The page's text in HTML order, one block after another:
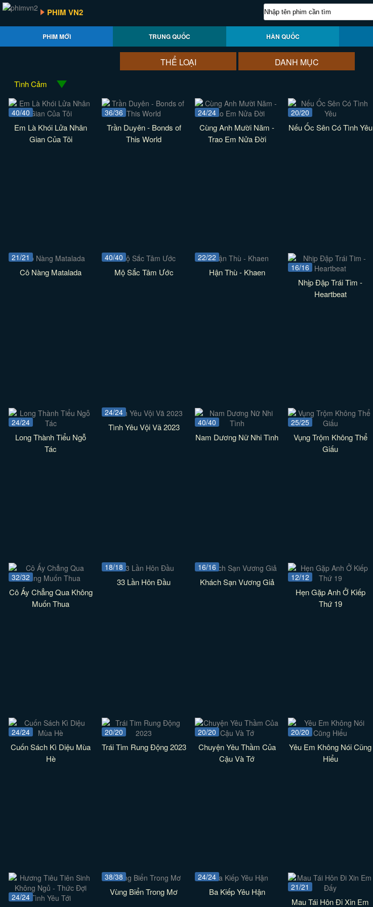
PHIM VN2
PHIM MỚI TRUNG QUỐC HÀN QUỐC
THỂ LOẠI DANH MỤC
Tình Cảm
40/40
Em Là Khói Lửa Nhân
Gian Của Tôi
36/36
Trần Duyên - Bonds of
This World
24/24
Cùng Anh Mười Năm -
Trao Em Nửa Đời
20/20
Nếu Ốc Sên Có Tình Yêu
21/21
Cô Nàng Matalada
40/40
Mộ Sắc Tâm Ước
22/22
Hận Thù - Khaen 16/16
Nhịp Đập Trái Tim -
Heartbeat
24/24
Long Thành Tiểu Ngỗ
Tác
24/24
Tình Yêu Vội Vã 2023 40/40
Nam Dương Nữ Nhi Tình
25/25
Vụng Trộm Không Thể
Giấu
32/32
Cô Ấy Chẳng Qua Không
Muốn Thua
18/18
33 Lần Hôn Đầu
16/16
Khách Sạn Vương Giả 12/12
Hẹn Gặp Anh Ở Kiếp
Thứ 19
24/24
Cuốn Sách Kì Diệu Mùa
Hè
20/20
Trái Tim Rung Động 2023
20/20
Chuyện Yêu Thầm Của
Cậu Và Tớ
20/20
Yêu Em Không Nói Cũng
Hiểu
24/24
38/38
Vùng Biển Trong Mơ
24/24
Ba Kiếp Yêu Hận 21/21
Mau Tái Hôn Đi Xin Em